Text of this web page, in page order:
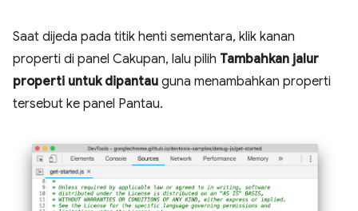
Saat dijeda pada titik henti sementara, klik kanan
properti di panel Cakupan, lalu pilih Tambahkan jalur
properti untuk dipantau guna menambahkan properti
tersebut ke panel Pantau.